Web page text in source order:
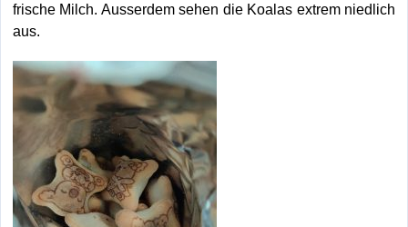
frische Milch. Ausserdem sehen die Koalas extrem niedlich
aus.